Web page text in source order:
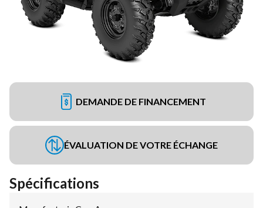
DEMANDE DE FINANCEMENT
ÉVALUATION DE VOTRE ÉCHANGE
Spécifications